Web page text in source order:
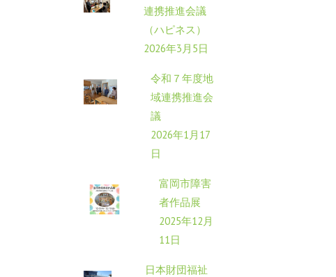
連携推進会議
（ハピネス）
2026年3月5日
令和７年度地
域連携推進会
議
2026年1月17
日
富岡市障害
者作品展
2025年12月
11日
日本財団福祉